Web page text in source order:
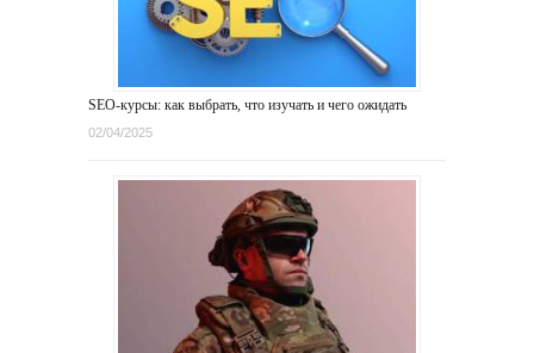
SEO-курсы: как выбрать, что изучать и чего ожидать
02/04/2025